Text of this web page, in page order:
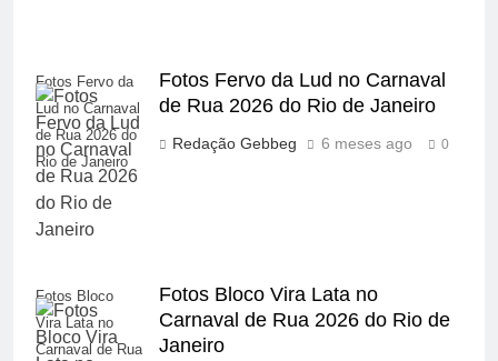
Fotos Fervo da
Lud no Carnaval
de Rua 2026 do
Rio de Janeiro
Fotos Fervo da Lud no Carnaval
de Rua 2026 do Rio de Janeiro
Redação Gebbeg 6 meses ago 0
Fotos Bloco
Vira Lata no
Carnaval de Rua
Fotos Bloco Vira Lata no
Carnaval de Rua 2026 do Rio de
Janeiro